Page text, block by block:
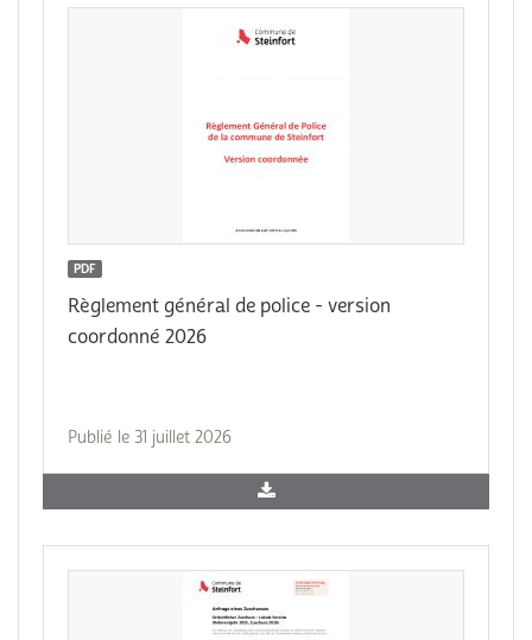
PDF
Règlement général de police - version
coordonné 2026
Publié le 31 juillet 2026